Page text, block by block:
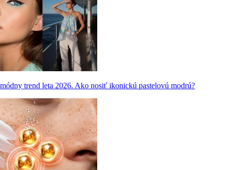
trend leta 2026. Ako nosiť ikonickú pastelovú modrú?